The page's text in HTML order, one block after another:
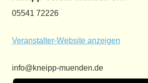
05541 72226
Veranstalter-Website anzeigen
info@kneipp-muenden.de